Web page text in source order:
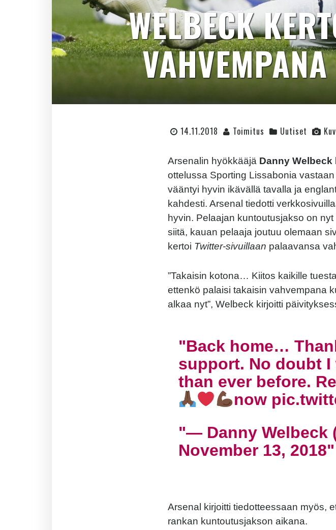
WELBECK
14.11.2018 Toimitus Uutiset
Arsenalin hyökkääjä Danny Welbeck
ottelussa Sporting Lissabonia
vääntyi hyvin ikävällä tavalla ja
kahdesti. Arsenal tiedotti
hyvin. Pelaajan kuntoutusjakso on
siitä, kauan pelaaja joutuu olemaan
kertoi Twitter-sivuillaan palaavansa
”Takaisin kotona… Kiitos kaikille
ettenkö palaisi takaisin vahvempana
alkaa nyt”, Welbeck kirjoitti
Back home…
support. No doubt
than ever before.
now
— Danny Welbeck
November 13, 2018
Arsenal kirjoitti tiedotteessaan myös,
rankan kuntoutusjakson aikana.